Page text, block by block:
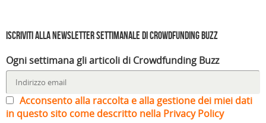
Iscriviti alla Newsletter settimanale di Crowdfunding Buzz
Ogni settimana gli articoli di Crowdfunding Buzz
Acconsento alla raccolta e alla gestione dei miei dati
in questo sito come descritto nella Privacy Policy